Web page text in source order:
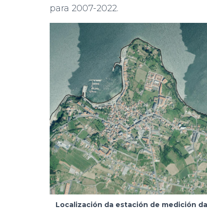
para 2007-2022.
Localización da estación de medición